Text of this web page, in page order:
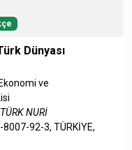
Dünyası
ve
NURİ
92-3, TÜRKİYE,